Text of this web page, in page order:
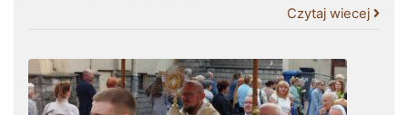
Czytaj wiecej